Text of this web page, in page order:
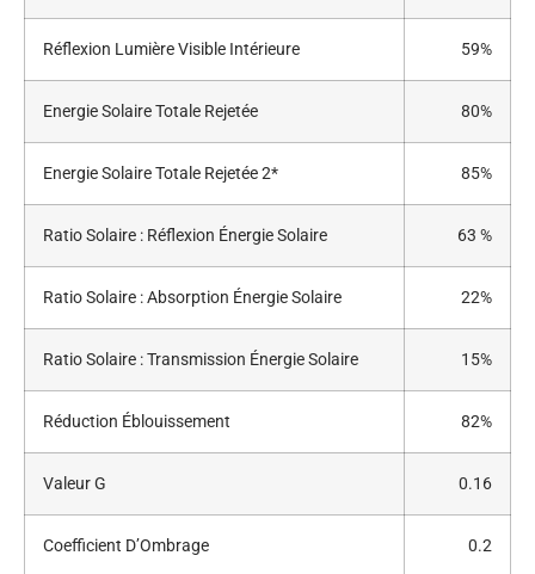
Réflexion Lumière Visible Intérieure 59%
Energie Solaire Totale Rejetée 80%
Energie Solaire Totale Rejetée 2* 85%
Ratio Solaire : Réflexion Énergie Solaire 63 %
Ratio Solaire : Absorption Énergie Solaire 22%
Ratio Solaire : Transmission Énergie Solaire 15%
Réduction Éblouissement 82%
Valeur G 0.16
Coefficient D’Ombrage 0.2